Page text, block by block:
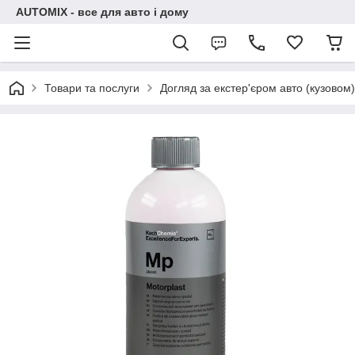
AUTOMIX - все для авто і дому
Товари та послуги Догляд за екстер'єром авто (кузовом)